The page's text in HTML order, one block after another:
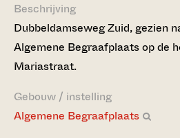
Beschrijving
Dubbeldamseweg Zuid, gezien
Algemene Begraafplaats op de
Mariastraat.
Gebouw / instelling
Algemene Begraafplaats